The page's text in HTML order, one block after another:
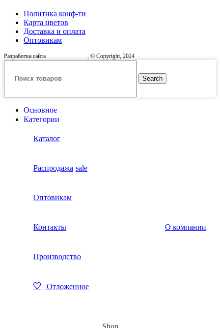
Политика конф-ти
Карта цветов
Доставка и оплата
Оптовикам
Разработка сайта , © Copyright, 2024
Search
Основное
Категории
Каталог
Распродажа sale
Оптовикам
Контакты О компании
Производство
Отложенное
Shop